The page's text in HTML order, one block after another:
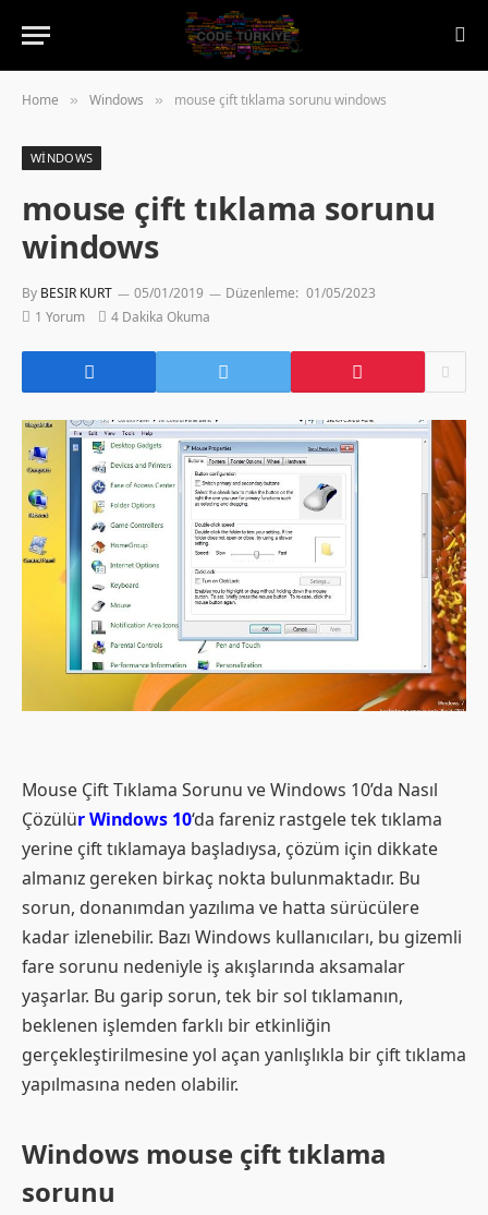
Home » Windows » mouse çift tıklama sorunu windows
WINDOWS
mouse çift tıklama sorunu
windows
By BESIR KURT 05/01/2019 Düzenleme: 01/05/2023
1 Yorum
4 Dakika Okuma
Mouse Çift Tıklama Sorunu ve Windows 10’da Nasıl
Çözülür Windows 10‘da fareniz rastgele tek tıklama
yerine çift tıklamaya başladıysa, çözüm için dikkate
almanız gereken birkaç nokta bulunmaktadır. Bu
sorun, donanımdan yazılıma ve hatta sürücülere
kadar izlenebilir. Bazı Windows kullanıcıları, bu gizemli
fare sorunu nedeniyle iş akışlarında aksamalar
yaşarlar. Bu garip sorun, tek bir sol tıklamanın,
beklenen işlemden farklı bir etkinliğin
gerçekleştirilmesine yol açan yanlışlıkla bir çift tıklama
yapılmasına neden olabilir.
Windows mouse çift tıklama
sorunu